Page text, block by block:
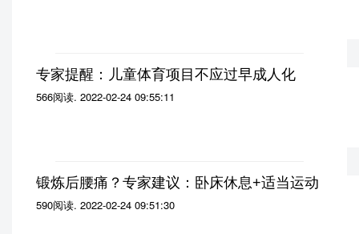
专家提醒：儿童体育项目不应过早成人化
566阅读. 2022-02-24 09:55:11
锻炼后腰痛？专家建议：卧床休息+适当运动
590阅读. 2022-02-24 09:51:30